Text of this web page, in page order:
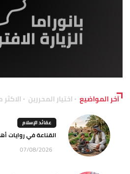
آخر المواضيع اختيار المحررين
عقائد الإسلام
القناعة في روايات
07/08/2026